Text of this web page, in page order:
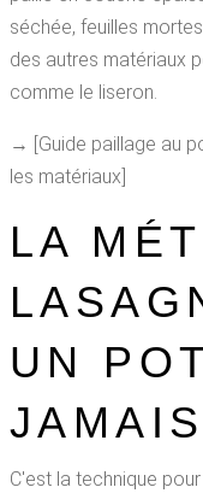
séchée, feuilles
des autres matériaux
comme le liseron.
→ [Guide paillage au
les matériaux]
LA
UN
C'est la technique